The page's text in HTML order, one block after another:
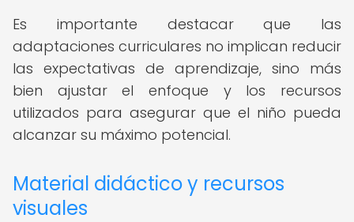
Es importante destacar que las
adaptaciones curriculares no implican reducir
las expectativas de aprendizaje, sino más
bien ajustar el enfoque y los recursos
utilizados para asegurar que el niño pueda
alcanzar su máximo potencial.
Material didáctico y recursos
visuales